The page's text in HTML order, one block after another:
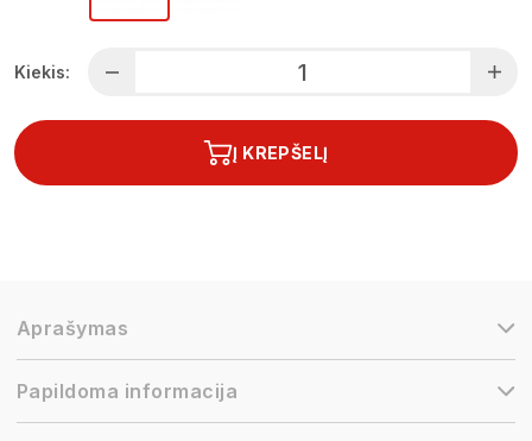
Kiekis:
Į KREPŠELĮ
Aprašymas
Papildoma informacija